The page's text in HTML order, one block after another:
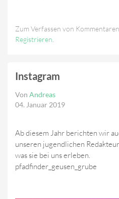
Zum Verfassen von
Registrieren
Instagram
Von Andreas
04. Januar 2019
Ab diesem Jahr berichten wir
unseren jugendlichen
was sie bei uns erleben.
pfadfinder_geusen_grube